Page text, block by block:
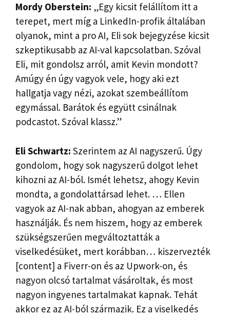
Mordy Oberstein: „Egy kicsit felállítom itt a
terepet, mert míg a LinkedIn-profik általában
olyanok, mint a pro AI, Eli sok bejegyzése kicsit
szkeptikusabb az AI-val kapcsolatban. Szóval
Eli, mit gondolsz arról, amit Kevin mondott?
Amúgy én úgy vagyok vele, hogy aki ezt
hallgatja vagy nézi, azokat szembeállítom
egymással. Barátok és együtt csinálnak
podcastot. Szóval klassz.”
Eli Schwartz: Szerintem az AI nagyszerű. Úgy
gondolom, hogy sok nagyszerű dolgot lehet
kihozni az AI-ból. Ismét lehetsz, ahogy Kevin
mondta, a gondolattársad lehet. … Ellen
vagyok az AI-nak abban, ahogyan az emberek
használják. És nem hiszem, hogy az emberek
szükségszerűen megváltoztatták a
viselkedésüket, mert korábban… kiszervezték
[content] a Fiverr-on és az Upwork-on, és
nagyon olcsó tartalmat vásároltak, és most
nagyon ingyenes tartalmakat kapnak. Tehát
akkor ez az AI-ból származik. Ez a viselkedés